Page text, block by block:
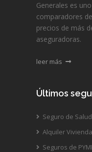
Generales es
comparadores
precios de más
aseguradoras.
leer más
Últimos
Seguro de Salud
Alquiler
Seguros de